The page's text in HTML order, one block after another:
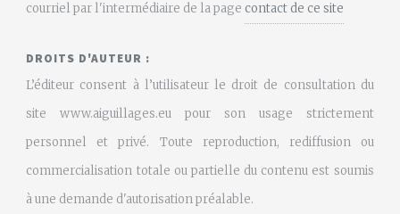
courriel par l'intermédiaire de la page contact de ce site
DROITS D'AUTEUR :
L’éditeur consent à l’utilisateur le droit de consultation du
site www.aiguillages.eu pour son usage strictement
personnel et privé. Toute reproduction, rediffusion ou
commercialisation totale ou partielle du contenu est soumis
à une demande d'autorisation préalable.